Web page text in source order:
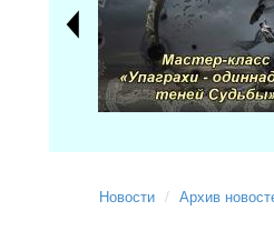
Новости Архив